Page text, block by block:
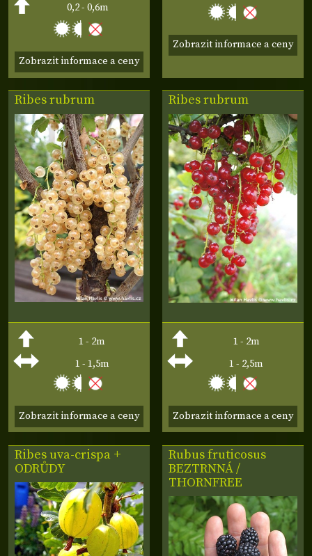
0,2 - 0,6m
Zobrazit informace a ceny
Zobrazit informace a ceny
Ribes rubrum
1 - 2m
1 - 1,5m
Zobrazit informace a ceny
Ribes rubrum
1 - 2m
1 - 2,5m
Zobrazit informace a ceny
Ribes uva-crispa +
ODRŮDY
Rubus fruticosus
BEZTRNNÁ /
THORNFREE